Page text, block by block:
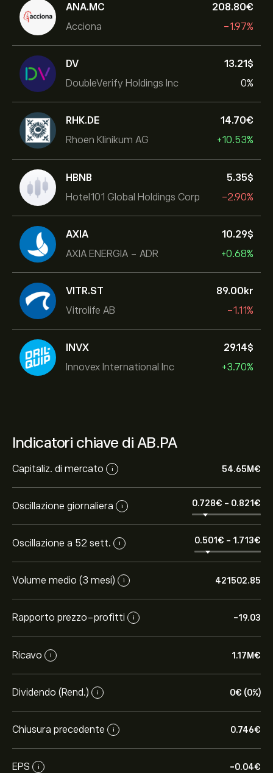
ANA.MC
Acciona
208.80‎€‎
-1.97%
DV
DoubleVerify Holdings Inc
13.21‎$‎
0%
RHK.DE
Rhoen Klinikum AG
14.70‎€‎
+10.53%
HBNB
Hotel101 Global Holdings Corp
5.35‎$‎
-2.90%
AXIA
AXIA ENERGIA - ADR
10.29‎$‎
+0.68%
VITR.ST
Vitrolife AB
89.00‎kr‎
-1.11%
INVX
Innovex International Inc
29.14‎$‎
+3.70%
Indicatori chiave di AB.PA
Capitaliz. di mercato i 54.65M‎€‎
Oscillazione giornaliera i 0.728‎€‎ - 0.821‎€‎
Oscillazione a 52 sett. i 0.501‎€‎ - 1.713‎€‎
Volume medio (3 mesi) i 421502.85
Rapporto prezzo-profitti i -19.03
Ricavo i 1.17M‎€‎
Dividendo (Rend.) i 0‎€‎ (0%)
Chiusura precedente i 0.746‎€‎
EPS i -0.04‎€‎